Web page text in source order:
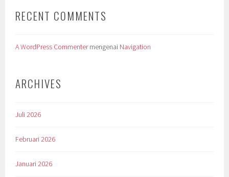
RECENT COMMENTS
A WordPress Commentermengenai Navigation
ARCHIVES
Juli 2026
Februari 2026
Januari 2026